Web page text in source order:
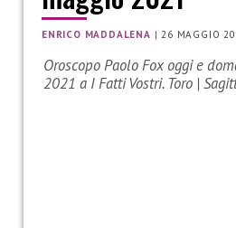
ENRICO MADDALENA |26 MAGGIO
Oroscopo Paolo Fox oggi e
2021 a I Fatti Vostri. Toro |